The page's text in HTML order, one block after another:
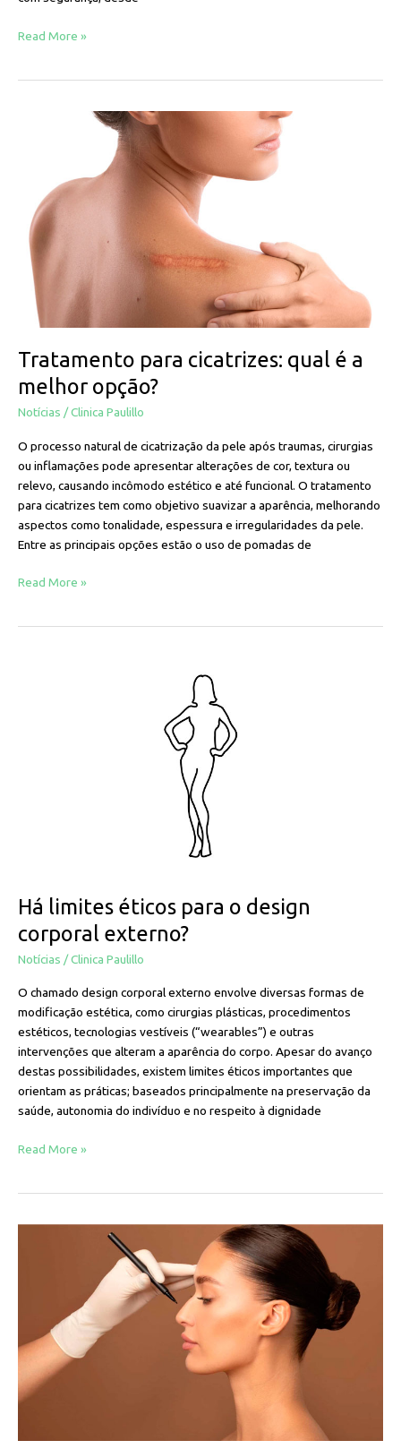
Read More »
Tratamento para cicatrizes: qual é a
melhor opção?
Notícias /Clinica Paulillo
O processo natural de cicatrização da pele após traumas, cirurgias
ou inflamações pode apresentar alterações de cor, textura ou
relevo, causando incômodo estético e até funcional. O tratamento
para cicatrizes tem como objetivo suavizar a aparência, melhorando
aspectos como tonalidade, espessura e irregularidades da pele.
Entre as principais opções estão o uso de pomadas de
melhor
opção?
Read More »
Há limites éticos para o design
corporal externo?
Notícias /Clinica Paulillo
O chamado design corporal externo envolve diversas formas de
modificação estética, como cirurgias plásticas, procedimentos
estéticos, tecnologias vestíveis (“wearables”) e outras
intervenções que alteram a aparência do corpo. Apesar do avanço
destas possibilidades, existem limites éticos importantes que
orientam as práticas; baseados principalmente na preservação da
saúde, autonomia do indivíduo e no respeito à dignidade
Read More »
recuperação